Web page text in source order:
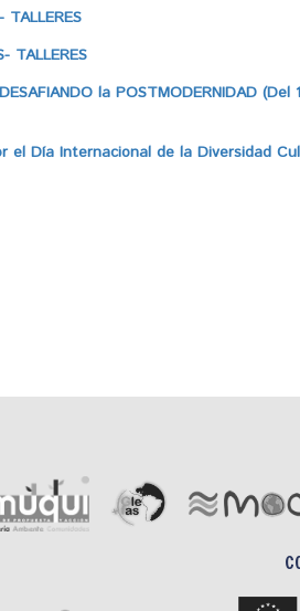
TALLERES
TALLERES
la POSTMODERNIDAD
el Día Internacional de la Diversidad